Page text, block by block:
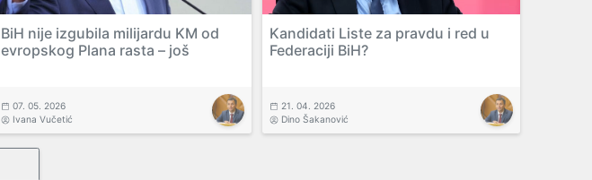
BiH nije izgubila milijardu KM od
evropskog Plana rasta – još
07. 05. 2026
Ivana Vučetić
Kandidati Liste za pravdu i red u
Federaciji BiH?
21. 04. 2026
Dino Šakanović